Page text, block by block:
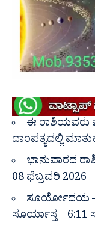
ಈ ರಾಶಿಯವರು
ದಾಂಪತ್ಯದಲ್ಲಿ
ಭಾನುವಾರದ
08 ಫೆಬ್ರವರಿ 2026
ಸೂರ್ಯೋದಯ –
ಸೂರ್ಯಾಸ್ತ – 6:11